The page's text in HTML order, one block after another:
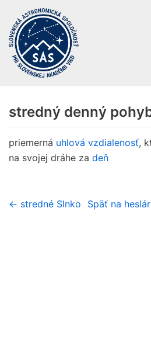
Preskočiť
na
obsah
stredný denný
priemerná uhlová vzdialenosť,
na svojej dráhe za deň
← stredné Slnko Späť na heslár